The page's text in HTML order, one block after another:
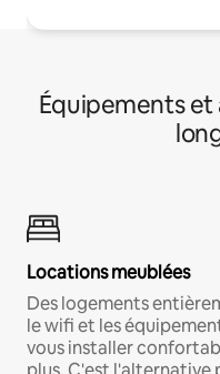
Équipements et
Locations meublées
Des logements
le wifi et les
vous installer